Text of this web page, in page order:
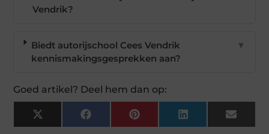
Vendrik?
Biedt autorijschool Cees Vendrik
kennismakingsgesprekken aan?
▼
Goed artikel? Deel hem dan op:
X
(Twitter)
FacebookPinterest LinkedIn Email